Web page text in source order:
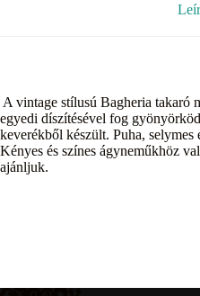
A vintage stílusú Bagheria takaró
egyedi díszítésével fog
keverékből készült. Puha, selymes
Kényes és színes ágyneműkhöz
ajánljuk.